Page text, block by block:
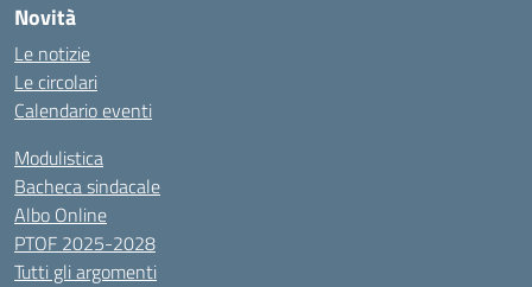
Novità
Le notizie
Le circolari
Calendario eventi
Modulistica
Bacheca sindacale
Albo Online
PTOF 2025-2028
Tutti gli argomenti